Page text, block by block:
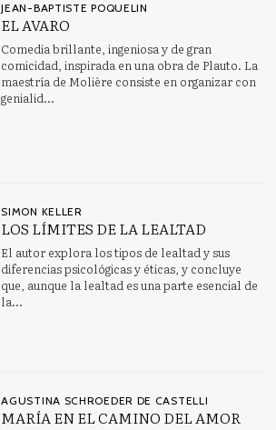
JEAN-BAPTISTE POQUELIN
EL AVARO
Comedia brillante, ingeniosa y de gran
comicidad, inspirada en una obra de Plauto. La
maestría de Molière consiste en organizar con
genialid...
SIMON KELLER
LOS LÍMITES DE LA LEALTAD
El autor explora los tipos de lealtad y sus
diferencias psicológicas y éticas, y concluye
que, aunque la lealtad es una parte esencial de
la...
AGUSTINA SCHROEDER DE CASTELLI
MARÍA EN EL CAMINO DEL AMOR